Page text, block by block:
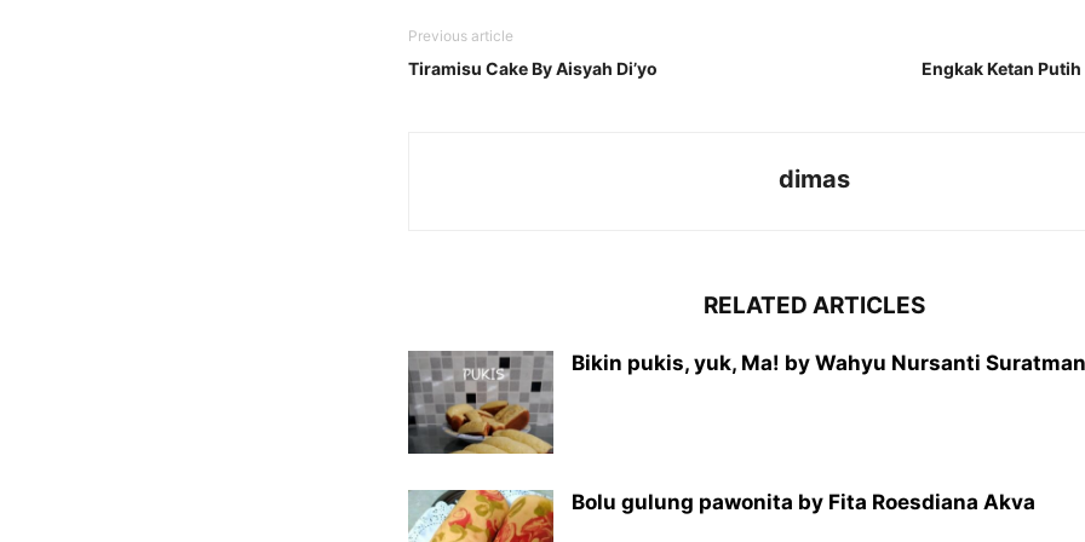
Previous article
Tiramisu Cake By Aisyah Di’yo Engkak Ketan
dimas
RELATED ARTICLES
Bikin pukis, yuk, Ma! by Wahyu Nursanti Suratman
Bolu gulung pawonita by Fita Roesdiana Akva